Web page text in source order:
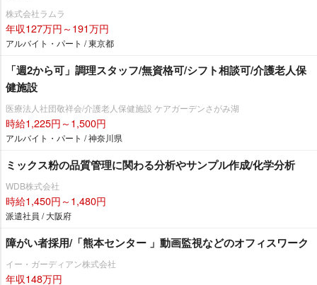
株式会社ラムラ
年収127万円～191万円
アルバイト・パート / 東京都
「週2から可」調理スタッフ/無資格可/シフト相談可/介護老人保
健施設
医療法人社団敬祥会/介護老人保健施設 ケアガーデンさがみ湖
時給1,225円～1,500円
アルバイト・パート / 神奈川県
ミックス粉の品質管理に関わる分析やサンプル作成/化学分析
WDB株式会社
時給1,450円～1,480円
派遣社員 / 大阪府
障がい者採用/「熊本センター 」動画監視などのオフィスワーク
イー・ガーディアン株式会社
年収148万円